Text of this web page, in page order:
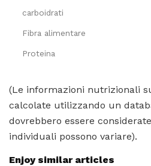
carboidrati
Fibra alimentare
Proteina
(Le informazioni nutrizionali
calcolate utilizzando un
dovrebbero essere
individuali possono variare).
Enjoy similar articles